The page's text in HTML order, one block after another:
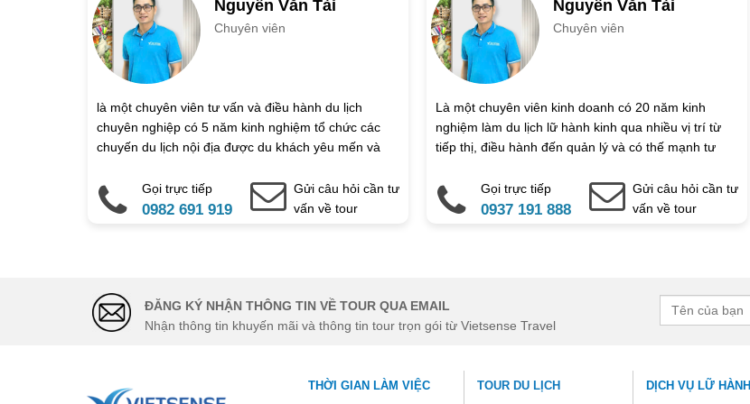
Họ và tên
Địa chỉ liên hệ
Điện thoại di động Email
Ghi chú thêm
Nguyễn Văn Tài
Chuyên viên
là một chuyên viên tư vấn và điều hành du lịch
chuyên nghiệp có 5 năm kinh nghiệm tổ chức các
chuyến du lịch nội địa được du khách yêu mến và
Gọi trực tiếp
0982 691 919
Gửi câu hỏi cần tư
vấn về tour
Nguyễn Văn Tài
Chuyên viên
Là một chuyên viên kinh doanh có 20 năm kinh
nghiệm làm du lịch lữ hành kinh qua nhiều vị trí từ
tiếp thị, điều hành đến quản lý và có thế mạnh tư
doanh lâu dài.Gọi trực tiếp
0937 191 888
Gửi câu hỏi cần tư
vấn về tour
ĐĂNG KÝ NHẬN THÔNG TIN VỀ TOUR QUA EMAIL
Nhận thông tin khuyến mãi và thông tin tour trọn gói từ Vietsense Travel
THỜI GIAN LÀM VIỆC TOUR DU LỊCH DỊCH VỤ LỮ HÀNH